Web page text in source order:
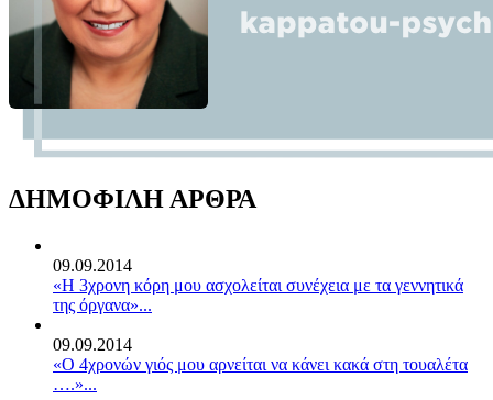
ΔΗΜΟΦΙΛΗ ΑΡΘΡΑ
09.09.2014
«Η 3χρονη κόρη μου ασχολείται συνέχεια με τα γεννητικά
της όργανα»...
09.09.2014
«Ο 4χρονών γιός μου αρνείται να κάνει κακά στη τουαλέτα
….»...